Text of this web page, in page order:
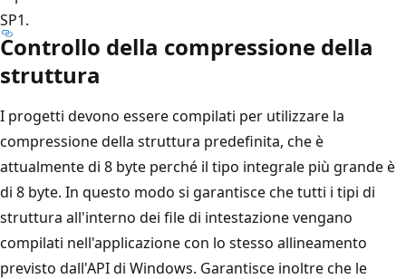
SP1.
Controllo della compressione della
struttura
I progetti devono essere compilati per utilizzare la
compressione della struttura predefinita, che è
attualmente di 8 byte perché il tipo integrale più grande è
di 8 byte. In questo modo si garantisce che tutti i tipi di
struttura all'interno dei file di intestazione vengano
compilati nell'applicazione con lo stesso allineamento
previsto dall'API di Windows. Garantisce inoltre che le